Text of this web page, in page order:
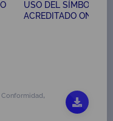
USO DEL SÍMBOLO
ACREDITADO ONAC
,